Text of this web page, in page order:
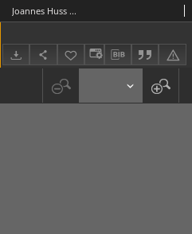
Joannes Huss ...